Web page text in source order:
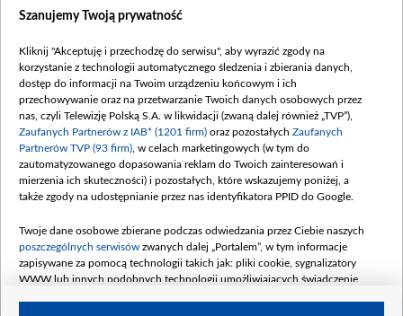
Dofinansowanie 635 783 051,21 PLN
(wpłata wrzesień 100 mln, październik 350
mln, listopad 265 mln)
Dofinansowanie 48 862 000,00 PLN
Data podpisania umowy: GRUDZIEŃ 2025
(wpłata grudzień 60,548 mln)
Dofinansowanie 900 000 000,00 PLN
Data podpisania umowy: LUTY 2026 (wpłata
kwiecień 180 mln, 7 maja 180 mln, 8
czerwca 90 mln)
Dofinansowanie 250 000 000,00 PLN
Szanujemy Twoją prywatność
Kliknij "Akceptuję i przechodzę do serwisu", aby wyrazić zgody na
korzystanie z technologii automatycznego śledzenia i zbierania danych,
dostęp do informacji na Twoim urządzeniu końcowym i ich
przechowywanie oraz na przetwarzanie Twoich danych osobowych przez
nas, czyli Telewizję Polską S.A. w likwidacji (zwaną dalej również „TVP”),
Zaufanych Partnerów z IAB* (1201 firm) oraz pozostałych Zaufanych
Partnerów TVP (93 firm) , w celach marketingowych (w tym do
zautomatyzowanego dopasowania reklam do Twoich zainteresowań i
mierzenia ich skuteczności) i pozostałych, które wskazujemy poniżej, a
także zgody na udostępnianie przez nas identyfikatora PPID do Google.
Twoje dane osobowe zbierane podczas odwiedzania przez Ciebie naszych
poszczególnych serwisów zwanych dalej „Portalem”, w tym informacje
zapisywane za pomocą technologii takich jak: pliki cookie, sygnalizatory
WWW lub innych podobnych technologii umożliwiających świadczenie